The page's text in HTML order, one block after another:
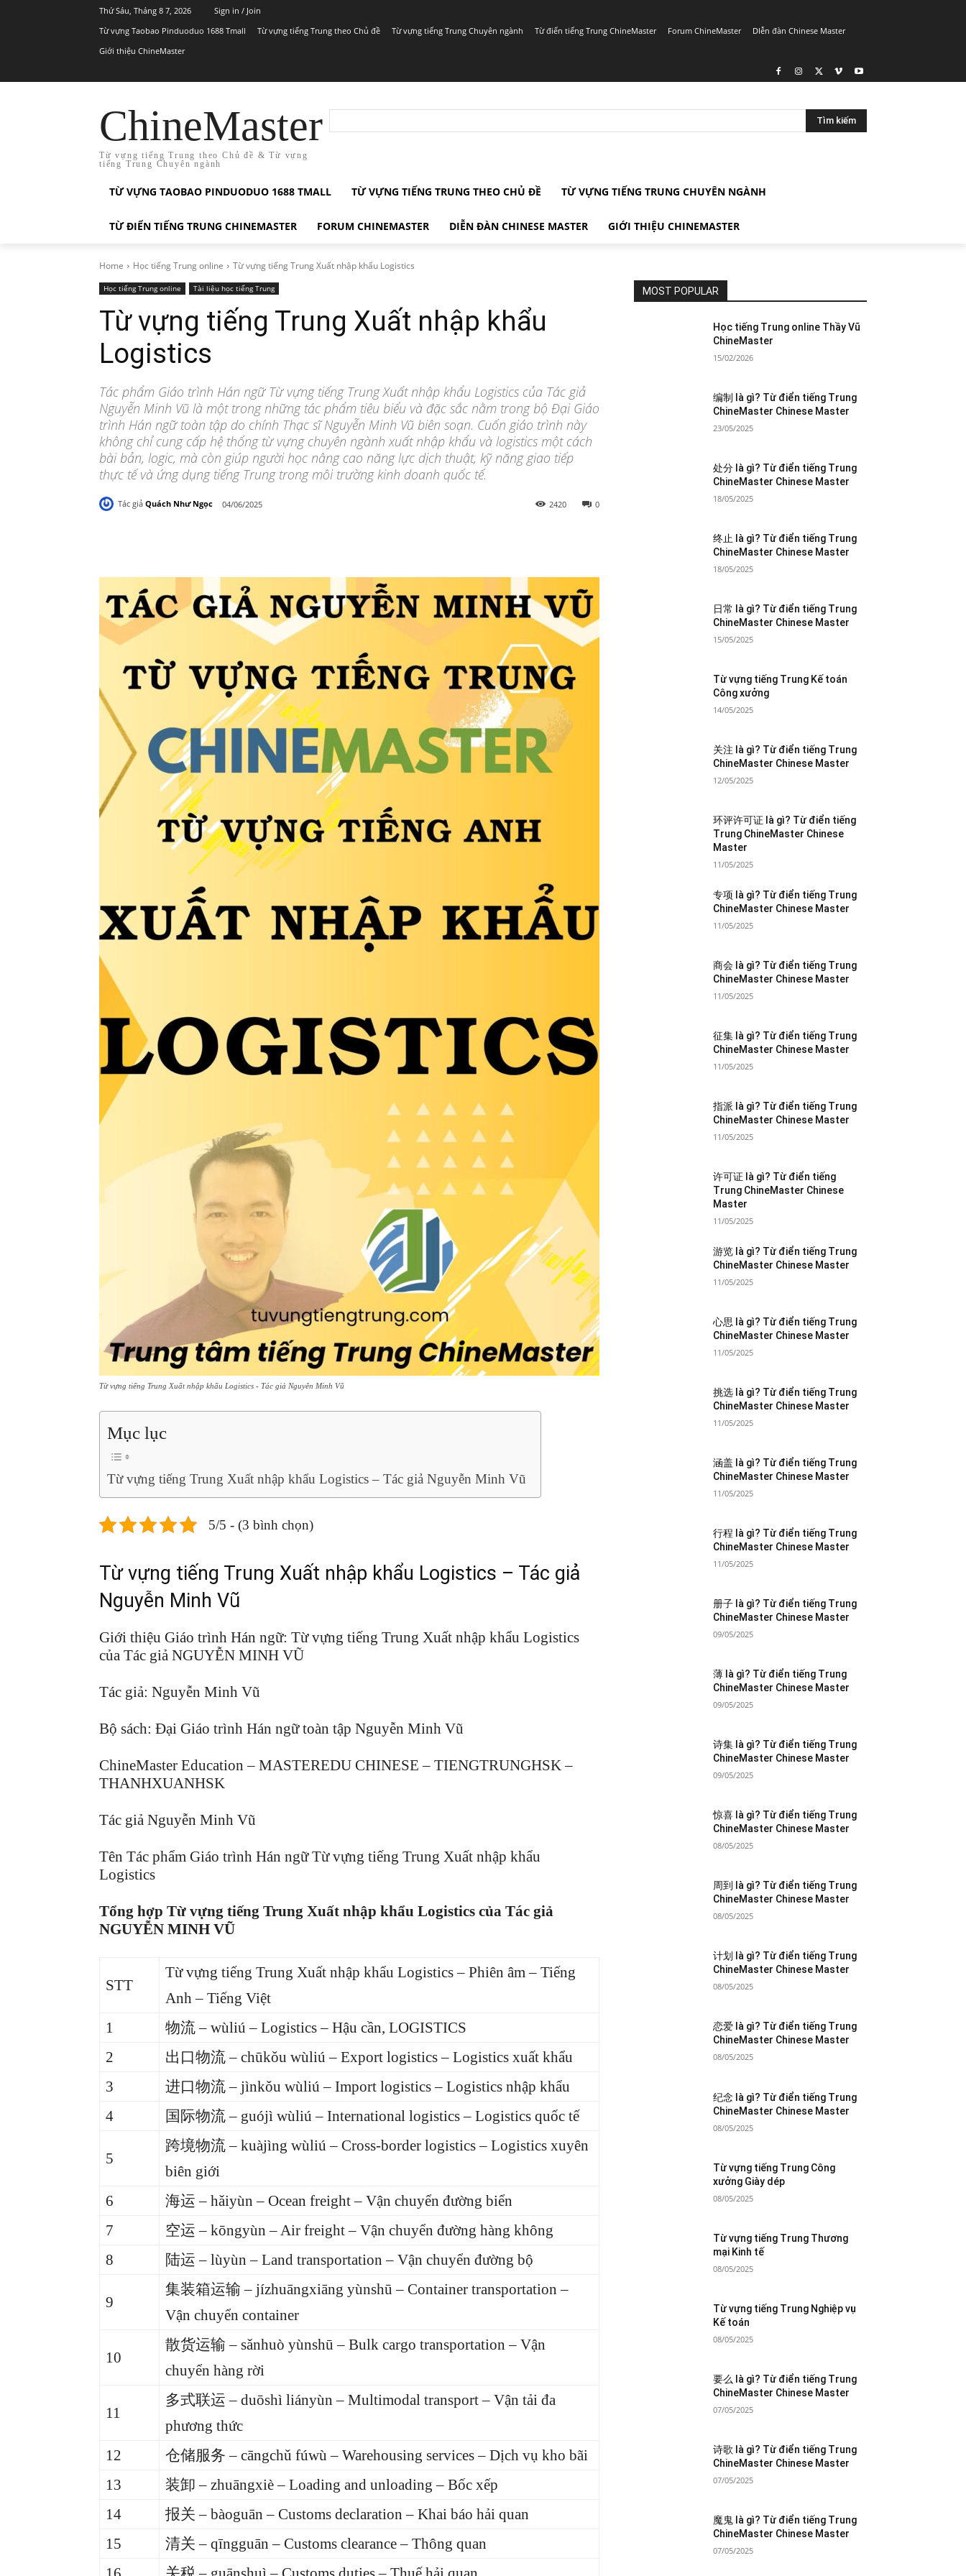
Thứ Sáu, Tháng 8 7, 2026
Sign in / Join
Từ vựng Taobao Pinduoduo 1688 Tmall
Từ vựng tiếng Trung theo Chủ đề Từ vựng tiếng Trung Chuyên ngành Từ điển tiếng Trung ChineMaster Forum ChineMaster
DIễn đàn Chinese Master
Giới thiệu ChineMaster
ChineMaster
Từ vựng tiếng Trung theo Chủ đề & Từ vựng
tiếng Trung Chuyên ngành
Tìm kiếm
TỪ VỰNG TAOBAO PINDUODUO 1688 TMALL TỪ VỰNG TIẾNG TRUNG THEO CHỦ ĐỀ TỪ VỰNG TIẾNG TRUNG CHUYÊN NGÀNH
TỪ ĐIỂN TIẾNG TRUNG CHINEMASTER FORUM CHINEMASTER DIỄN ĐÀN CHINESE MASTER GIỚI THIỆU CHINEMASTER
Home Học tiếng Trung online Từ vựng tiếng Trung Xuất nhập khẩu Logistics
Học tiếng Trung online Tài liệu học tiếng Trung
Từ vựng tiếng Trung Xuất nhập khẩu
Logistics
Tác phẩm Giáo trình Hán ngữ Từ vựng tiếng Trung Xuất nhập khẩu Logistics của Tác giả
Nguyễn Minh Vũ là một trong những tác phẩm tiêu biểu và đặc sắc nằm trong bộ Đại Giáo
trình Hán ngữ toàn tập do chính Thạc sĩ Nguyễn Minh Vũ biên soạn. Cuốn giáo trình này
không chỉ cung cấp hệ thống từ vựng chuyên ngành xuất nhập khẩu và logistics một cách
bài bản, logic, mà còn giúp người học nâng cao năng lực dịch thuật, kỹ năng giao tiếp
thực tế và ứng dụng tiếng Trung trong môi trường kinh doanh quốc tế.
Tác giả Quách Như Ngọc 04/06/2025 0
2420
Từ vựng tiếng Trung Xuất nhập khẩu Logistics - Tác giả Nguyễn Minh Vũ
Mục lục
Từ vựng tiếng Trung Xuất nhập khẩu Logistics – Tác giả Nguyễn Minh Vũ
5/5 - (3 bình chọn)
Từ vựng tiếng Trung Xuất nhập khẩu Logistics – Tác giả
Nguyễn Minh Vũ
Giới thiệu Giáo trình Hán ngữ: Từ vựng tiếng Trung Xuất nhập khẩu Logistics
của Tác giả NGUYỄN MINH VŨ
Tác giả: Nguyễn Minh Vũ
Bộ sách: Đại Giáo trình Hán ngữ toàn tập Nguyễn Minh Vũ
ChineMaster Education – MASTEREDU CHINESE – TIENGTRUNGHSK –
THANHXUANHSK
Tác giả Nguyễn Minh Vũ
Tên Tác phẩm Giáo trình Hán ngữ Từ vựng tiếng Trung Xuất nhập khẩu
Logistics
Tổng hợp Từ vựng tiếng Trung Xuất nhập khẩu Logistics của Tác giả
NGUYỄN MINH VŨ
STT
Từ vựng tiếng Trung Xuất nhập khẩu Logistics – Phiên âm – Tiếng
Anh – Tiếng Việt
1
物流 – wùliú – Logistics – Hậu cần, LOGISTICS
2
出口物流 – chūkǒu wùliú – Export logistics – Logistics xuất khẩu
3
进口物流 – jìnkǒu wùliú – Import logistics – Logistics nhập khẩu
4
国际物流 – guójì wùliú – International logistics – Logistics quốc tế
5
跨境物流 – kuàjìng wùliú – Cross-border logistics – Logistics xuyên
biên giới
6
海运 – hǎiyùn – Ocean freight – Vận chuyển đường biển
7
空运 – kōngyùn – Air freight – Vận chuyển đường hàng không
8
陆运 – lùyùn – Land transportation – Vận chuyển đường bộ
9
集装箱运输 – jízhuāngxiāng yùnshū – Container transportation –
Vận chuyển container
10
散货运输 – sǎnhuò yùnshū – Bulk cargo transportation – Vận
chuyển hàng rời
11
多式联运 – duōshì liányùn – Multimodal transport – Vận tải đa
phương thức
12
仓储服务 – cāngchǔ fúwù – Warehousing services – Dịch vụ kho bãi
13
装卸 – zhuāngxiè – Loading and unloading – Bốc xếp
14
报关 – bàoguān – Customs declaration – Khai báo hải quan
15
清关 – qīngguān – Customs clearance – Thông quan
MOST POPULAR
Học tiếng Trung online Thầy Vũ
ChineMaster
15/02/2026
编制 là gì? Từ điển tiếng Trung
ChineMaster Chinese Master
23/05/2025
处分 là gì? Từ điển tiếng Trung
ChineMaster Chinese Master
18/05/2025
终止 là gì? Từ điển tiếng Trung
ChineMaster Chinese Master
18/05/2025
日常 là gì? Từ điển tiếng Trung
ChineMaster Chinese Master
15/05/2025
Từ vựng tiếng Trung Kế toán
Công xưởng
14/05/2025
关注 là gì? Từ điển tiếng Trung
ChineMaster Chinese Master
12/05/2025
环评许可证 là gì? Từ điển tiếng
Trung ChineMaster Chinese
Master
11/05/2025
专项 là gì? Từ điển tiếng Trung
ChineMaster Chinese Master
11/05/2025
商会 là gì? Từ điển tiếng Trung
ChineMaster Chinese Master
11/05/2025
征集 là gì? Từ điển tiếng Trung
ChineMaster Chinese Master
11/05/2025
指派 là gì? Từ điển tiếng Trung
ChineMaster Chinese Master
11/05/2025
许可证 là gì? Từ điển tiếng
Trung ChineMaster Chinese
Master
11/05/2025
游览 là gì? Từ điển tiếng Trung
ChineMaster Chinese Master
11/05/2025
心思 là gì? Từ điển tiếng Trung
ChineMaster Chinese Master
11/05/2025
挑选 là gì? Từ điển tiếng Trung
ChineMaster Chinese Master
11/05/2025
涵盖 là gì? Từ điển tiếng Trung
ChineMaster Chinese Master
11/05/2025
行程 là gì? Từ điển tiếng Trung
ChineMaster Chinese Master
11/05/2025
册子 là gì? Từ điển tiếng Trung
ChineMaster Chinese Master
09/05/2025
薄 là gì? Từ điển tiếng Trung
ChineMaster Chinese Master
09/05/2025
诗集 là gì? Từ điển tiếng Trung
ChineMaster Chinese Master
09/05/2025
惊喜 là gì? Từ điển tiếng Trung
ChineMaster Chinese Master
08/05/2025
周到 là gì? Từ điển tiếng Trung
ChineMaster Chinese Master
08/05/2025
计划 là gì? Từ điển tiếng Trung
ChineMaster Chinese Master
08/05/2025
恋爱 là gì? Từ điển tiếng Trung
ChineMaster Chinese Master
08/05/2025
纪念 là gì? Từ điển tiếng Trung
ChineMaster Chinese Master
08/05/2025
Từ vựng tiếng Trung Công
xưởng Giày dép
08/05/2025
Từ vựng tiếng Trung Thương
mại Kinh tế
08/05/2025
Từ vựng tiếng Trung Nghiệp vụ
Kế toán
08/05/2025
要么 là gì? Từ điển tiếng Trung
ChineMaster Chinese Master
07/05/2025
诗歌 là gì? Từ điển tiếng Trung
ChineMaster Chinese Master
07/05/2025
魔鬼 là gì? Từ điển tiếng Trung
ChineMaster Chinese Master
07/05/2025